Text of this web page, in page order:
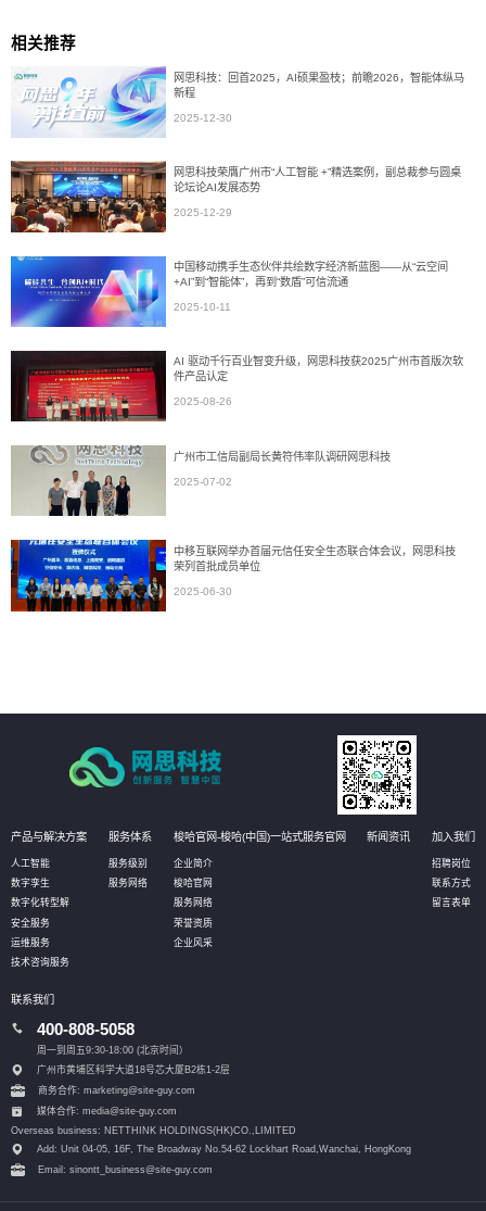
相关推荐
网思科技：回首2025，AI硕果盈枝；前瞻2026，智能体纵马
新程
2025-12-30
网思科技荣膺广州市“人工智能 +”精选案例，副总裁参与圆桌
论坛论AI发展态势
2025-12-29
中国移动携手生态伙伴共绘数字经济新蓝图——从“云空间
+AI”到“智能体”，再到“数盾”可信流通
2025-10-11
AI 驱动千行百业智变升级，网思科技获2025广州市首版次软
件产品认定
2025-08-26
广州市工信局副局长黄符伟率队调研网思科技
2025-07-02
中移互联网举办首届元信任安全生态联合体会议，网思科技
荣列首批成员单位
2025-06-30
产品与解决方案
人工智能
数字孪生
数字化转型解
安全服务
运维服务
技术咨询服务
服务体系
服务级别
服务网络
梭哈官网-梭哈(中国)一站式服务官网
企业简介
梭哈官网
服务网络
荣誉资质
企业风采
新闻资讯 加入我们
招聘岗位
联系方式
留言表单
联系我们
400-808-5058
周一到周五9:30-18:00 (北京时间）
广州市黄埔区科学大道18号芯大厦B2栋1-2层
商务合作: marketing@site-guy.com
媒体合作: media@site-guy.com
Overseas business: NETTHINK HOLDINGS(HK)CO.,LIMITED
Add: Unit 04-05, 16F, The Broadway No.54-62 Lockhart Road,Wanchai, HongKong
Email: sinontt_business@site-guy.com